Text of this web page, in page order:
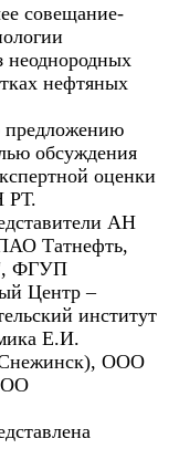
совещание-
неоднородных
нефтяных
предложению
обсуждения
оценки
РТ.
АН
Татнефть,
ФГУП
Центр –
институт
Е.И.
ООО